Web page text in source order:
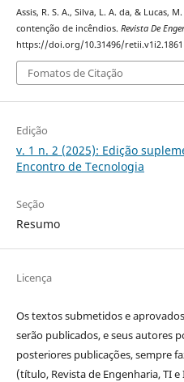
Assis, R. S. A., Silva, L. A. da, & Lucas,
contenção de incêndios. Revista De
https://doi.org/10.31496/retii.v1i2.1861
Fomatos de Citação
Edição
v. 1 n. 2 (2025): Edição
Encontro de Tecnologia
Seção
Resumo
Licença
Os textos submetidos e
serão publicados, e seus autores
posteriores publicações, sempre
(título, Revista de Engenharia, TI